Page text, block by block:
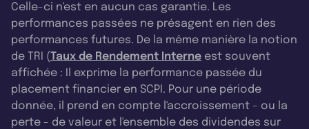
Celle-ci n'est en aucun cas garantie. Les
performances passées ne présagent en rien des
performances futures. De la même manière la notion
de TRI (Taux de Rendement Interne est souvent
affichée : Il exprime la performance passée du
placement financier en SCPI. Pour une période
donnée, il prend en compte l'accroissement - ou la
perte - de valeur et l'ensemble des dividendes sur